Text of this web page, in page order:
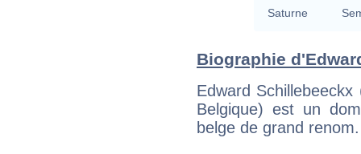
Saturne
Biographie
Edward
Belgique) est un
belge de grand renom.